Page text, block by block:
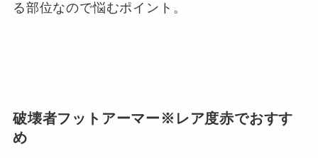
る部位なので悩むポイント。
破壊者フットアーマー※レア度赤でおすす
め